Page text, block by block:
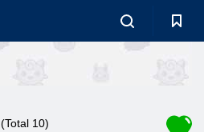
(Total 10)